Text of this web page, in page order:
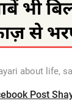
about life,
Post